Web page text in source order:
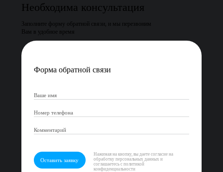
Необходима консультация
Заполните форму обратной связи, и мы перезвоним
Вам в удобное время
Форма обратной связи
Оставить заявку
Нажимая на кнопку, вы даете согласие на
обработку персональных данных и
соглашаетесь с политикой
конфиденциальности